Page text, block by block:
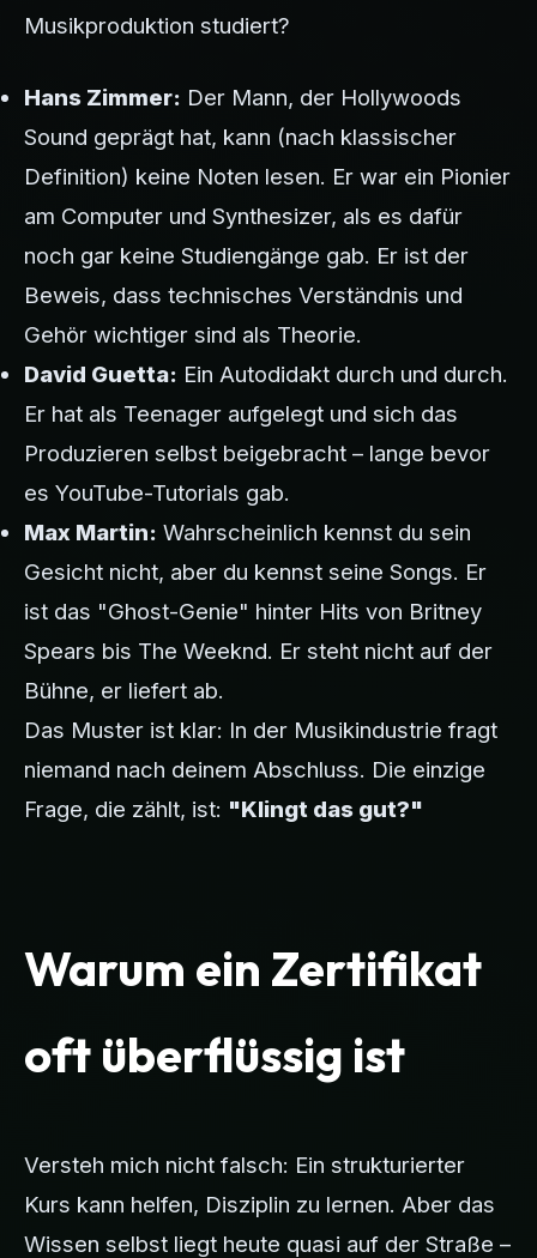
Musikproduktion studiert?
Hans Zimmer: Der Mann, der Hollywoods
Sound geprägt hat, kann (nach klassischer
Definition) keine Noten lesen. Er war ein Pionier
am Computer und Synthesizer, als es dafür
noch gar keine Studiengänge gab. Er ist der
Beweis, dass technisches Verständnis und
Gehör wichtiger sind als Theorie.
David Guetta: Ein Autodidakt durch und durch.
Er hat als Teenager aufgelegt und sich das
Produzieren selbst beigebracht – lange bevor
es YouTube-Tutorials gab.
Max Martin: Wahrscheinlich kennst du sein
Gesicht nicht, aber du kennst seine Songs. Er
ist das "Ghost-Genie" hinter Hits von Britney
Spears bis The Weeknd. Er steht nicht auf der
Bühne, er liefert ab.
Das Muster ist klar: In der Musikindustrie fragt
niemand nach deinem Abschluss. Die einzige
Frage, die zählt, ist: "Klingt das gut?"
Warum ein Zertifikat
oft überflüssig ist
Versteh mich nicht falsch: Ein strukturierter
Kurs kann helfen, Disziplin zu lernen. Aber das
Wissen selbst liegt heute quasi auf der Straße –